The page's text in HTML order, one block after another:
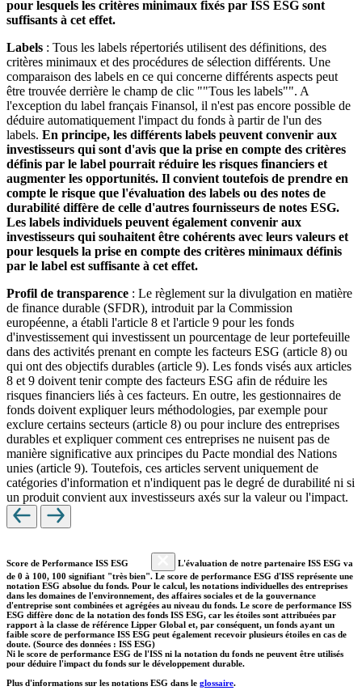
pour lesquels les critères minimaux fixés par ISS ESG sont
suffisants à cet effet.
Labels : Tous les labels répertoriés utilisent des définitions, des
critères minimaux et des procédures de sélection différents. Une
comparaison des labels en ce qui concerne différents aspects peut
être trouvée derrière le champ de clic ""Tous les labels"". A
l'exception du label français Finansol, il n'est pas encore possible de
déduire automatiquement l'impact du fonds à partir de l'un des
labels. En principe, les différents labels peuvent convenir aux
investisseurs qui sont d'avis que la prise en compte des critères
définis par le label pourrait réduire les risques financiers et
augmenter les opportunités. Il convient toutefois de prendre en
compte le risque que l'évaluation des labels ou des notes de
durabilité diffère de celle d'autres fournisseurs de notes ESG.
Les labels individuels peuvent également convenir aux
investisseurs qui souhaitent être cohérents avec leurs valeurs et
pour lesquels la prise en compte des critères minimaux définis
par le label est suffisante à cet effet.
Profil de transparence : Le règlement sur la divulgation en matière
de finance durable (SFDR), introduit par la Commission
européenne, a établi l'article 8 et l'article 9 pour les fonds
d'investissement qui investissent un pourcentage de leur portefeuille
dans des activités prenant en compte les facteurs ESG (article 8) ou
qui ont des objectifs durables (article 9). Les fonds visés aux articles
8 et 9 doivent tenir compte des facteurs ESG afin de réduire les
risques financiers liés à ces facteurs. En outre, les gestionnaires de
fonds doivent expliquer leurs méthodologies, par exemple pour
exclure certains secteurs (article 8) ou pour inclure des entreprises
durables et expliquer comment ces entreprises ne nuisent pas de
manière significative aux principes du Pacte mondial des Nations
unies (article 9). Toutefois, ces articles servent uniquement de
catégories d'information et n'indiquent pas le degré de durabilité ni si
un produit convient aux investisseurs axés sur la valeur ou l'impact.
Score de Performance ISS ESG
L'évaluation de notre partenaire ISS ESG va
de 0 à 100, 100 signifiant "très bien". Le score de performance ESG d'ISS représente une
notation ESG absolue du fonds. Pour le calcul, les notations individuelles des entreprises
dans les domaines de l'environnement, des affaires sociales et de la gouvernance
d'entreprise sont combinées et agrégées au niveau du fonds. Le score de performance ISS
ESG diffère donc de la notation des fonds ISS ESG, car les étoiles sont attribuées par
rapport à la classe de référence Lipper Global et, par conséquent, un fonds ayant un
faible score de performance ISS ESG peut également recevoir plusieurs étoiles en cas de
doute. (Source des données : ISS ESG)
Ni le score de performance ESG de l'ISS ni la notation du fonds ne peuvent être utilisés
pour déduire l'impact du fonds sur le développement durable.
Plus d'informations sur les notations ESG dans le glossaire.